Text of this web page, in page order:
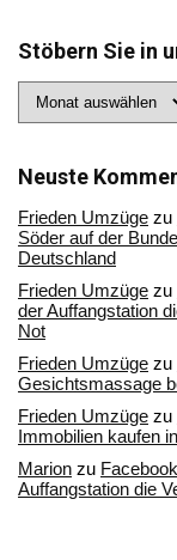
Stöbern Sie in
Sie
Archiv
Neuste
Frieden Umzüge zu
Söder auf der
Deutschland
Frieden Umzüge zu
der Auffangstation
Not
Frieden Umzüge zu
Gesichtsmassage
Frieden Umzüge zu
Immobilien kaufen
Marion zu
Auffangstation die